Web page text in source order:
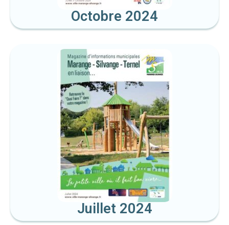
Octobre 2024
Juillet 2024